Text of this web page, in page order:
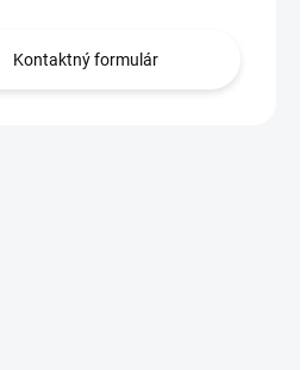
Kontaktný formulár